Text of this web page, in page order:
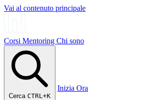
Vai al contenuto principale
Corsi Mentoring Chi sono
Cerca CTRL+K
Inizia Ora